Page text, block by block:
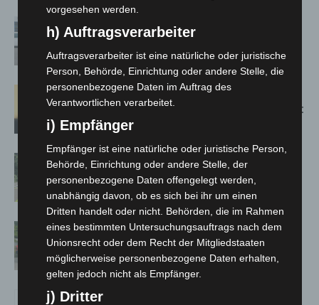
Niedersachsen: Feuerwehrkräfte
kehren nach Waldbrandeinsatz aus
Spanien zurück
Hannover: Erste Tigermücken-
Population in Niedersachsen entdeckt
Brand im „Haus der Begegnung“ in
Neuwarmbüchen schnell eingedämmt
Region Hannover: 21 neue
Notfallsanitäter starten beim Roten
Kreuz
vorgesehen werden.
h) Auftragsverarbeiter
Auftragsverarbeiter ist eine natürliche oder juristische
Person, Behörde, Einrichtung oder andere Stelle, die
personenbezogene Daten im Auftrag des
Verantwortlichen verarbeitet.
i) Empfänger
Empfänger ist eine natürliche oder juristische Person,
Behörde, Einrichtung oder andere Stelle, der
personenbezogene Daten offengelegt werden,
unabhängig davon, ob es sich bei ihr um einen
Dritten handelt oder nicht. Behörden, die im Rahmen
eines bestimmten Untersuchungsauftrags nach dem
Unionsrecht oder dem Recht der Mitgliedstaaten
möglicherweise personenbezogene Daten erhalten,
gelten jedoch nicht als Empfänger.
j) Dritter